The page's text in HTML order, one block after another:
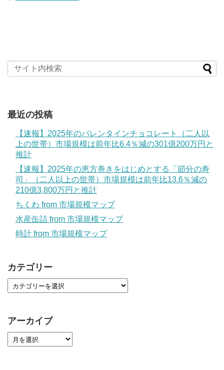
最近の投稿
【速報】2025年のバレンタインチョコレート（二人以
上の世帯）市場規模は前年比6.4％減の301億200万円と
推計
【速報】2025年の恵方巻きをはじめとする「節分の寿
司」（二人以上の世帯）市場規模は前年比13.6％減の
210億3,800万円と推計
ちくわ from 市場規模マップ
水産缶詰 from 市場規模マップ
時計 from 市場規模マップ
カテゴリー
アーカイブ